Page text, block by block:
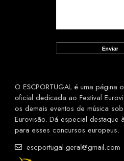
O ESCPORTUGAL é uma página
oficial dedicada ao Festival
os demais eventos de música
Eurovisão. Dá especial destaque
para esses concursos europeus.
escportugal.geral@gmail.com